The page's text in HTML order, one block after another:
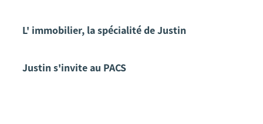
L' immobilier, la spécialité de Justin
Justin s'invite au PACS